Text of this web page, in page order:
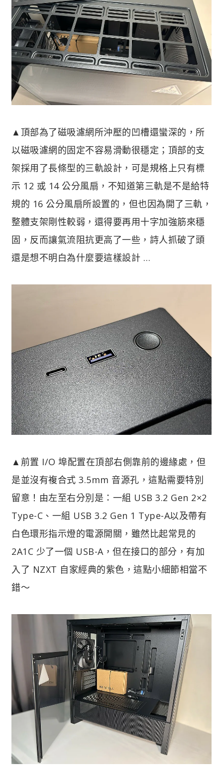
▲頂部為了磁吸濾網所沖壓的凹槽還蠻深的，所
以磁吸濾網的固定不容易滑動很穩定；頂部的支
架採用了長條型的三軌設計，可是規格上只有標
示 12 或 14 公分風扇，不知道第三軌是不是給特
規的 16 公分風扇所設置的，但也因為開了三軌，
整體支架剛性較弱，還得要再用十字加強筋來穩
固，反而讓氣流阻抗更高了一些，詩人抓破了頭
還是想不明白為什麼要這樣設計 …
▲前置 I/O 埠配置在頂部右側靠前的邊緣處，但
是並沒有複合式 3.5mm 音源孔，這點需要特別
留意！由左至右分別是：一組 USB 3.2 Gen 2×2
Type-C、一組 USB 3.2 Gen 1 Type-A以及帶有
白色環形指示燈的電源開關，雖然比起常見的
2A1C 少了一個 USB-A，但在接口的部分，有加
入了 NZXT 自家經典的紫色，這點小細節相當不
錯～